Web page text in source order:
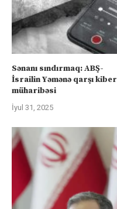
Sənanı sındırmaq: ABŞ-
İsrailin Yəmənə qarşı kiber
müharibəsi
İyul 31, 2025